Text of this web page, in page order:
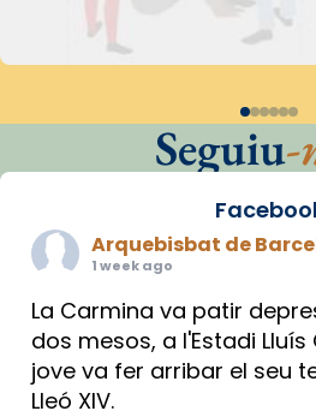
Seguiu-
Arquebisbat de
1 week ago
La Carmina va patir
dos mesos, a l'Estadi
jove va fer arribar el seu
Lleó XIV.